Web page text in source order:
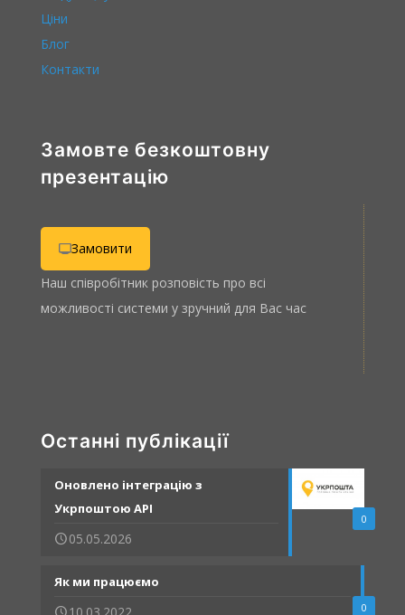
Ціни
Блог
Контакти
Замовте безкоштовну
презентацію
Замовити
Наш співробітник розповість про всі
можливості системи у зручний для Вас час
Останні публікації
0
Оновлено інтеграцію з
Укрпоштою API
05.05.2026
0
Як ми працюємо